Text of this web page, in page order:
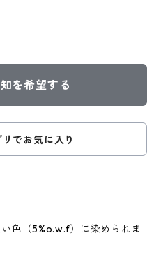
を希望する
でお気に入り
色（5%o.w.f）に染められま